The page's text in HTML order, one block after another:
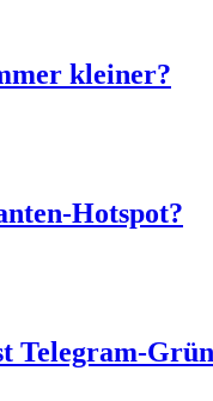
kleiner?
Hotspot?
Telegram-